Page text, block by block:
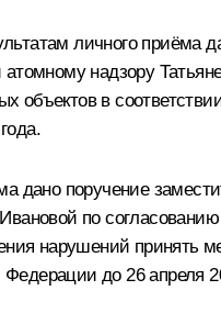
личного приёма
надзору
объектов в
поручение
по
нарушений принять
до 26 апреля